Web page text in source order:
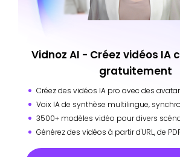
Vidnoz AI - Créez vidéos IA
gratuitement
Créez des vidéos IA pro avec des
Voix IA de synthèse multilingue,
3500+ modèles vidéo pour divers
Générez des vidéos à partir d'URL, de